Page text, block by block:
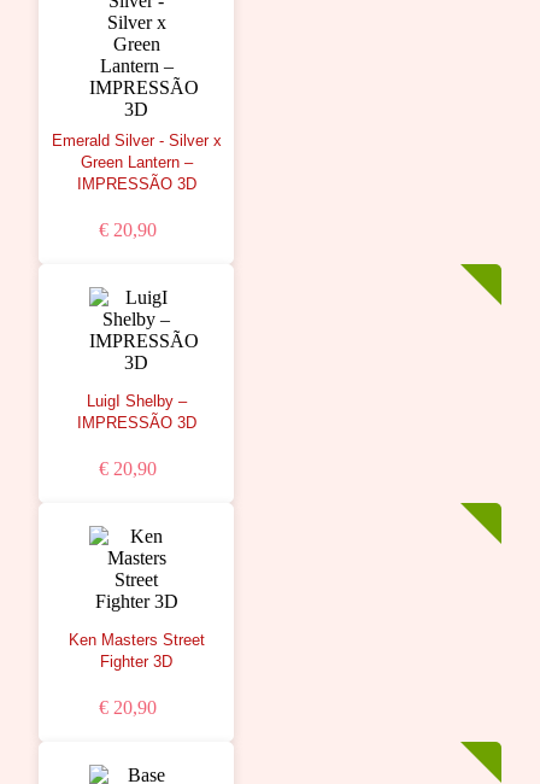
Emerald Silver - Silver x
Green Lantern –
IMPRESSÃO 3D
€ 20,90
LuigI Shelby –
IMPRESSÃO 3D
€ 20,90
Ken Masters Street
Fighter 3D
€ 20,90